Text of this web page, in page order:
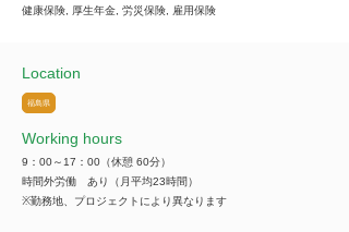
健康保険, 厚生年金, 労災保険, 雇用保険
Location
福島県
Working hours
9：00～17：00（休憩 60分）
時間外労働 あり（月平均23時間）
※勤務地、プロジェクトにより異なります